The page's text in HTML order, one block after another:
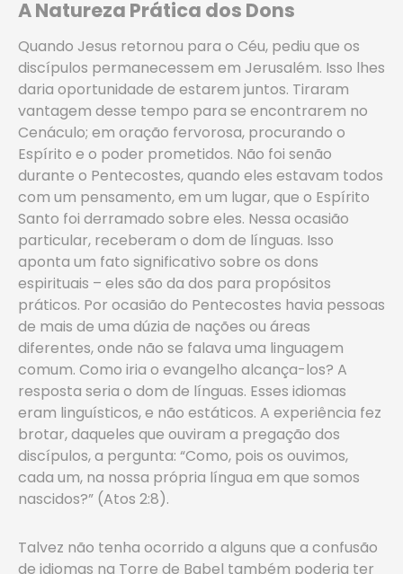
A Natureza Prática dos Dons
Quando Jesus retornou para o Céu, pediu que os
discípulos permanecessem em Jerusalém. Isso lhes
daria oportunidade de estarem juntos. Tiraram
vantagem desse tempo para se encontrarem no
Cenáculo; em oração fervorosa, procurando o
Espírito e o poder prometidos. Não foi senão
durante o Pentecostes, quando eles estavam todos
com um pensamento, em um lugar, que o Espírito
Santo foi derramado sobre eles. Nessa ocasião
particular, receberam o dom de línguas. Isso
aponta um fato significativo sobre os dons
espirituais – eles são da dos para propósitos
práticos. Por ocasião do Pentecostes havia pessoas
de mais de uma dúzia de nações ou áreas
diferentes, onde não se falava uma linguagem
comum. Como iria o evangelho alcança-los? A
resposta seria o dom de línguas. Esses idiomas
eram linguísticos, e não estáticos. A experiência fez
brotar, daqueles que ouviram a pregação dos
discípulos, a pergunta: “Como, pois os ouvimos,
cada um, na nossa própria língua em que somos
nascidos?” (Atos 2:8).
Talvez não tenha ocorrido a alguns que a confusão
de idiomas na Torre de Babel também poderia ter